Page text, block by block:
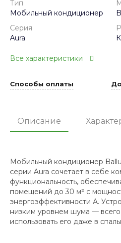
Тип
Мобильный кондиционер
Серия
Aura
Все характеристики
Способы оплаты
Описание
Мобильный кондиционер Ballu
серии Aura сочетает в себе
функциональность,
помещений до 30 м² с
энергоэффективности А.
низким уровнем шума — всего
использовать его даже в